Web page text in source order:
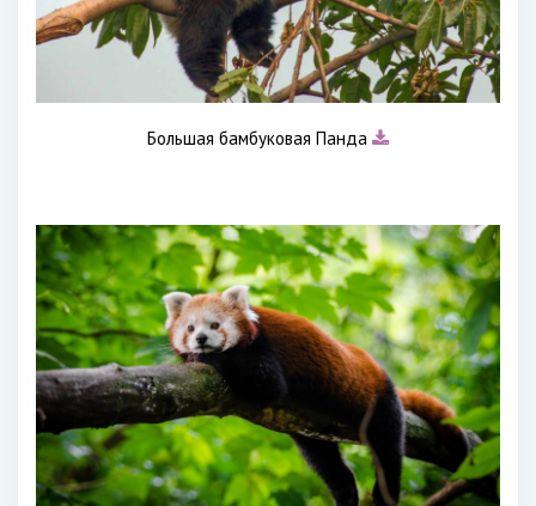
Большая бамбуковая Панда